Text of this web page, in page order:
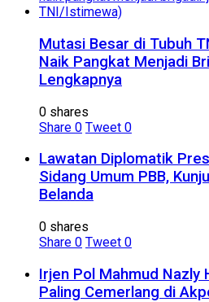
Mutasi Besar di Tubuh
Naik Pangkat Menjadi
Lengkapnya
0 shares
Share 0 Tweet 0
Lawatan Diplomatik
Sidang Umum PBB,
Belanda
0 shares
Share 0 Tweet 0
Irjen Pol Mahmud Nazly
Paling Cemerlang di